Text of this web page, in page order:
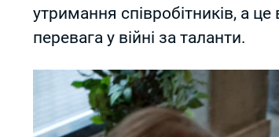
утримання співробітників, а
перевага у війні за таланти.